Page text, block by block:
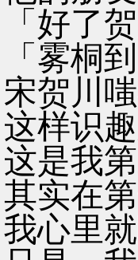
「好了
「雾桐
宋贺川
这样识
这是我
其实在
我心里